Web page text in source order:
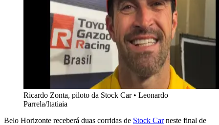
Ricardo Zonta, piloto da Stock Car• Leonardo
Parrela/Itatiaia
Belo Horizonte receberá duas corridas de Stock Carneste final de